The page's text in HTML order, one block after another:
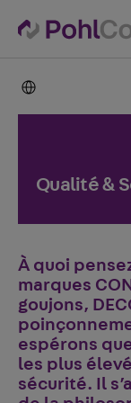
Qualité &
À quoi
marques
goujons,
espérons
les plus
sécurité. Il